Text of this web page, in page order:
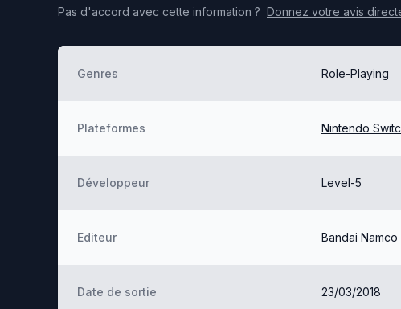
Pas d'accord avec cette information ? Donnez votre avis
Genres Role-Playing
Plateformes Nintendo
Développeur Level-5
Editeur Bandai Namco
Date de sortie 23/03/2018